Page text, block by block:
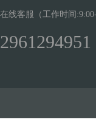
在线客服（工作时间:9:00-
2961294951